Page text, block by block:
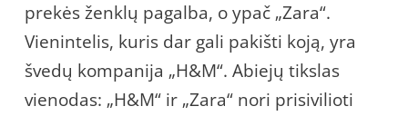
prekės ženklų pagalba, o ypač „Zara“.
Vienintelis, kuris dar gali pakišti koją, yra
švedų kompanija „H&M“. Abiejų tikslas
vienodas: „H&M“ ir „Zara“ nori prisivilioti